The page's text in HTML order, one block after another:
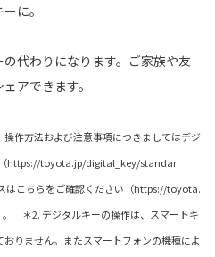
に。
代わりになります。ご家族や友
アできます。
操作方法および注意事項につきましてはデジ
（https://toyota.jp/digital_key/standar
はこちらをご確認ください（https://toyota.
＊2. デジタルキーの操作は、スマートキ
りません。またスマートフォンの機種によ